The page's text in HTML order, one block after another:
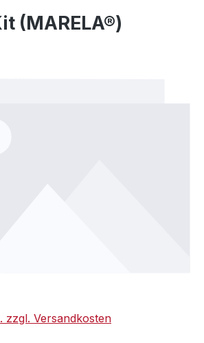
(MARELA®)
zzgl. Versandkosten